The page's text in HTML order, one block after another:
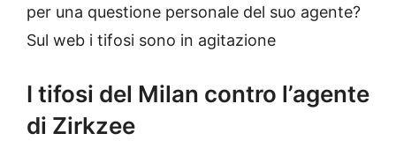
per una questione personale del suo agente?
Sul web i tifosi sono in agitazione
I tifosi del Milan contro l’agente
di Zirkzee